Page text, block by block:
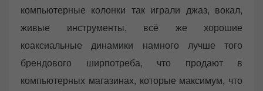
компьютерные колонки так играли джаз, вокал,
живые инструменты, всё же хорошие
коаксиальные динамики намного лучше того
брендового ширпотреба, что продают в
компьютерных магазинах, которые максимум, что